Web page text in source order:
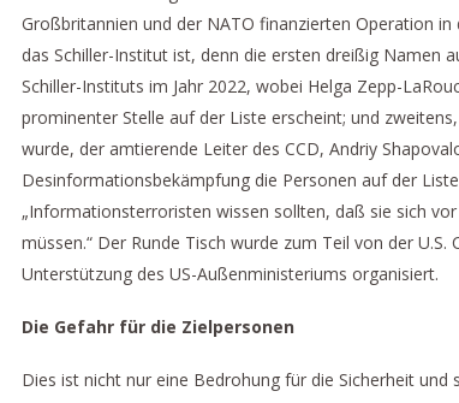
Großbritannien und der NATO finanzierten Operation
das Schiller-Institut ist, denn die ersten dreißig Namen
Schiller-Instituts im Jahr 2022, wobei Helga Zepp-
prominenter Stelle auf der Liste erscheint; und
wurde, der amtierende Leiter des CCD, Andriy
Desinformationsbekämpfung die Personen auf der
„Informationsterroristen wissen sollten, daß sie sich
müssen.“ Der Runde Tisch wurde zum Teil von der
Unterstützung des US-Außenministeriums organisiert.
Die Gefahr für die Zielpersonen
Dies ist nicht nur eine Bedrohung für die Sicherheit